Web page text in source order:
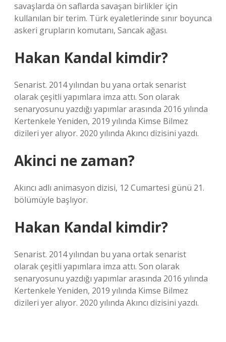
savaşlarda ön saflarda savaşan birlikler için
kullanılan bir terim. Türk eyaletlerinde sınır boyunca
askeri grupların komutanı, Sancak ağası.
Hakan Kandal kimdir?
Senarist. 2014 yılından bu yana ortak senarist
olarak çeşitli yapımlara imza attı. Son olarak
senaryosunu yazdığı yapımlar arasında 2016 yılında
Kertenkele Yeniden, 2019 yılında Kimse Bilmez
dizileri yer alıyor. 2020 yılında Akıncı dizisini yazdı.
Akinci ne zaman?
Akıncı adlı animasyon dizisi, 12 Cumartesi günü 21.
bölümüyle başlıyor.
Hakan Kandal kimdir?
Senarist. 2014 yılından bu yana ortak senarist
olarak çeşitli yapımlara imza attı. Son olarak
senaryosunu yazdığı yapımlar arasında 2016 yılında
Kertenkele Yeniden, 2019 yılında Kimse Bilmez
dizileri yer alıyor. 2020 yılında Akıncı dizisini yazdı.